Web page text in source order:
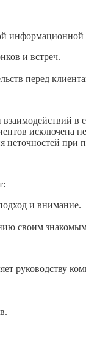
информационной
и встреч.
перед
в
исключена
при
и внимание.
своим
руководству